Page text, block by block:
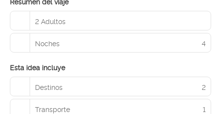
2 Adultos
Noches 4
Esta idea incluye
Destinos 2
Transporte 1